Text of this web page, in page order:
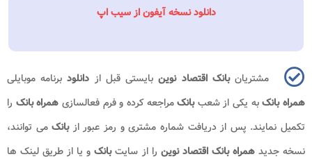
دانلود نسخه آیفون از سیب اپ
مشتریانبانک اقتصاد نوین بایستی قبل از دانلود برنامه موبایلی
همراه بانکبه یکی از شعببانکمراجعه کرده و فرم فعالسازی همراه بانک را
تکمیل نمایند. پس از دریافت شماره مشتری و رمز عبور ازبانکمی توانند،
نسخه جدیدهمراه بانک اقتصاد نوین را از سایتبانک و یا از طریق لینک ها